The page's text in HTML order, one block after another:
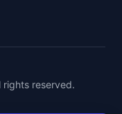
reserved.